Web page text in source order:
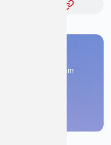
gia tư vấn và khám